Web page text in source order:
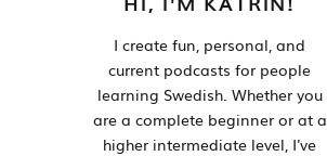
I create fun, personal, and
current podcasts for people
learning Swedish. Whether you
are a complete beginner or at a
higher intermediate level, I've